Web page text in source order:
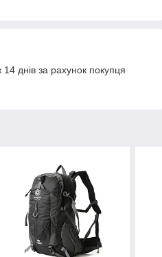
днів за рахунок покупця